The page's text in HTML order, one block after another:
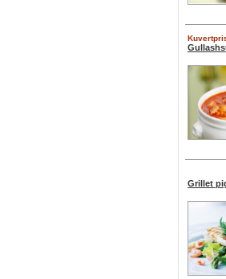
Grillet